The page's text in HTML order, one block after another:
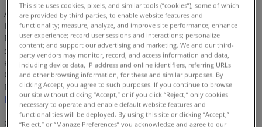
A partir de la versión 2020.4 los programas CAM2
RPM de software se distribuirán a través de FARO InTouch.
FARO InTouch es un programa de distribución y control de
software, que agiliza la descarga, instalación, actualización y
ejecución de los programas de software de FARO, como el
CAM2 y el RPM. Para descargar solo el software InTouch
Management, consulte:Descarga e instalación de FARO
InTouch
Cuando se activa la opción de auto-actualización (Enable Auto
This site uses cookies, pixels, and similar tools (“cookies”), some of which
are provided by third parties, to enable website features and
functionality; measure, analyze, and improve site performance; enhance
user experience; record user sessions and interactions; personalize
content; and support our advertising and marketing. We and our third-
party vendors may monitor, record, and access information and data,
including device data, IP address and online identifiers, referring URLs
and other browsing information, for these and similar purposes. By
clicking Accept, you agree to such purposes. If you continue to browse
our site without clicking “Accept,” or if you click “Reject,” only cookies
necessary to operate and enable default website features and
functionalities will be deployed. By using this site or clicking “Accept,”
“Reject,” or “Manage Preferences” you acknowledge and agree to our